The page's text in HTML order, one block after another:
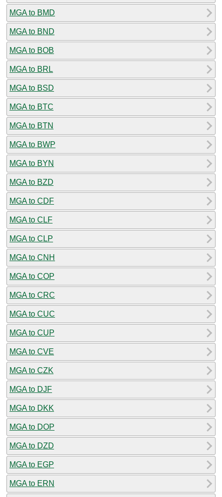
MGA to BMD
MGA to BND
MGA to BOB
MGA to BRL
MGA to BSD
MGA to BTC
MGA to BTN
MGA to BWP
MGA to BYN
MGA to BZD
MGA to CDF
MGA to CLF
MGA to CLP
MGA to CNH
MGA to COP
MGA to CRC
MGA to CUC
MGA to CUP
MGA to CVE
MGA to CZK
MGA to DJF
MGA to DKK
MGA to DOP
MGA to DZD
MGA to EGP
MGA to ERN